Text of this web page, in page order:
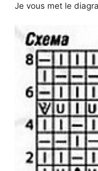
Je vous met le